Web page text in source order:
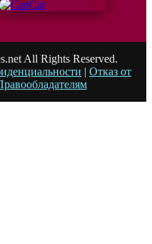
All Rights Reserved.
| Отказ от